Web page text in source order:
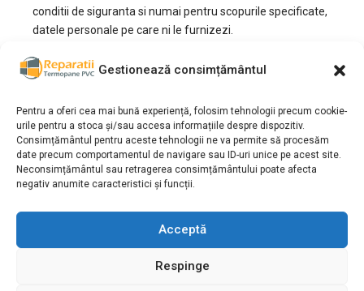
Gestionează consimțământul
Pentru a oferi cea mai bună experiență, folosim tehnologii precum cookie-
urile pentru a stoca și/sau accesa informațiile despre dispozitiv.
Consimțământul pentru aceste tehnologii ne va permite să procesăm
date precum comportamentul de navigare sau ID-uri unice pe acest site.
Neconsimțământul sau retragerea consimțământului poate afecta
negativ anumite caracteristici și funcții.
Acceptă
Respinge
conditii de siguranta si numai pentru scopurile specificate,
datele personale pe care ni le furnizezi.
II. Scopul colectarii datelor este:
Contului lor inclusiv validarea, expedierea si facturarea
Comenzilor, rezolvarea anularilor sau a problemelor de
orice natura referitoare la o Comanda, la Bunurile si sau
serviciile achizitionate,
Cont si/sau de Comanda Cumparatorul declara si accepta
neconditionat ca datele sale personale sa fie incluse in
baza de date a Companiei, si isi da acordul expres si
neechivoc ca toate aceste date personale sa fie stocate,